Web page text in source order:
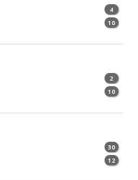
4
10
2
10
30
12